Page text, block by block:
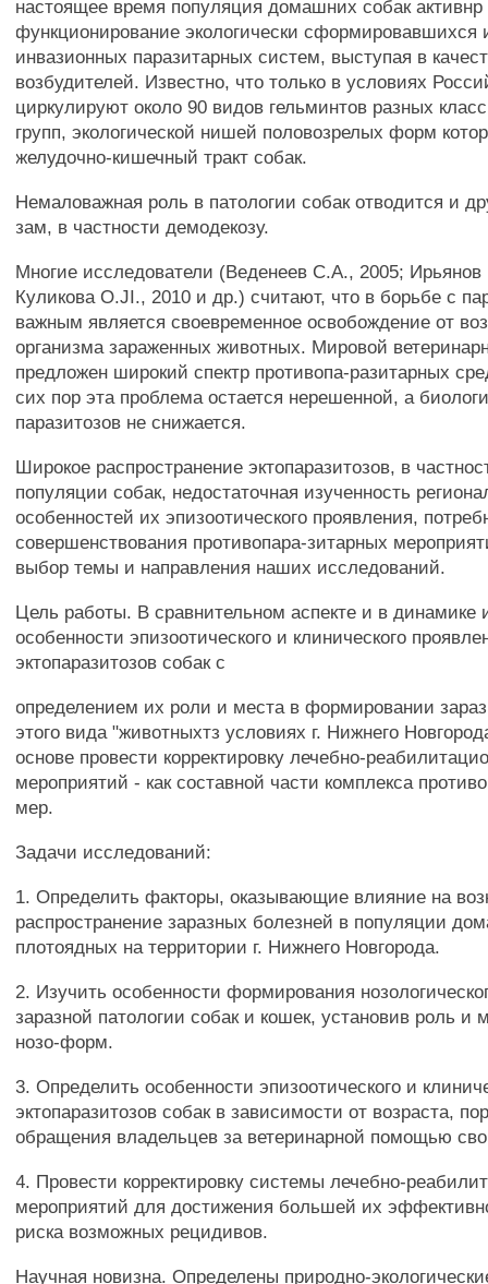
настоящее время популяция домашних собак активнр
функционирование экологически
инвазионных паразитарных систем, выступая в
возбудителей. Известно, что только в условиях
циркулируют около 90 видов гельминтов разных
групп, экологической нишей половозрелых форм
желудочно-кишечный тракт собак.
Немаловажная роль в патологии собак отводится и
зам, в частности демодекозу.
Многие исследователи (Веденеев С.А., 2005; Ирьянов
Куликова O.JI., 2010 и др.) считают, что в борьбе с
важным является своевременное освобождение от
организма зараженных животных. Мировой
предложен широкий спектр противопа-разитарных
сих пор эта проблема остается нерешенной, а
паразитозов не снижается.
Широкое распространение эктопаразитозов, в
популяции собак, недостаточная изученность
особенностей их эпизоотического проявления,
совершенствования противопара-зитарных
выбор темы и направления наших исследований.
Цель работы. В сравнительном аспекте и в динамике
особенности эпизоотического и клинического
эктопаразитозов собак с
определением их роли и места в формировании
этого вида "животныхтз условиях г. Нижнего
основе провести корректировку лечебно-
мероприятий - как составной части комплекса
мер.
Задачи исследований:
1. Определить факторы, оказывающие влияние на
распространение заразных болезней в популяции
плотоядных на территории г. Нижнего Новгорода.
2. Изучить особенности формирования
заразной патологии собак и кошек, установив роль и
нозо-форм.
3. Определить особенности эпизоотического и
эктопаразитозов собак в зависимости от возраста,
обращения владельцев за ветеринарной помощью
4. Провести корректировку системы лечебно-
мероприятий для достижения большей их
риска возможных рецидивов.
Научная новизна. Определены природно-